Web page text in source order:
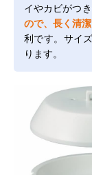
イやカビがつ
ので、長く清潔
利です。サイ
ります。